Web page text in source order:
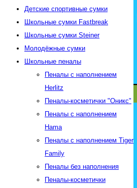
Детские спортивные сумки
Школьные сумки Fastbreak
Школьные сумки Steiner
Молодёжные сумки
Школьные пеналы
Пеналы с наполнением
Herlitz
Пеналы-косметички "Оникс"
Пеналы с наполнением
Hama
Пеналы с наполнением Tiger
Family
Пеналы без наполнения
Пеналы-косметички